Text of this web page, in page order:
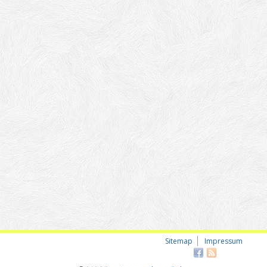
Sitemap Impressum